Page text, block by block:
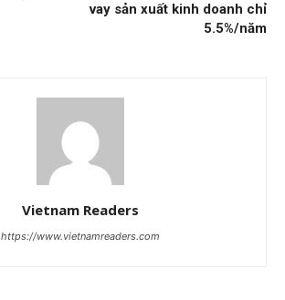
vay sản xuất kinh doanh chỉ
5.5%/năm
Vietnam Readers
https://www.vietnamreaders.com